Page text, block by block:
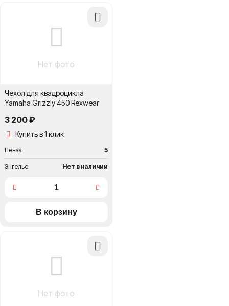
Добавить
Нет фото
Чехол для квадроцикла
Yamaha Grizzly 450 Rexwear
3 200 ₽
Купить в 1 клик
Пенза 5
Энгельс Нет в наличии
Добавить
Нет фото